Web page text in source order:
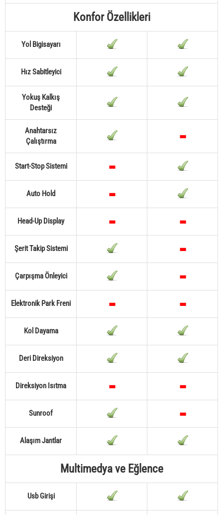
Konfor Özellikleri
Yol Bigisayarı
Hız Sabitleyici
Yokuş Kalkış
Desteği
Anahtarsız
Çalıştırma
Start-Stop Sistemi
Auto Hold
Head-Up Display
Şerit Takip Sistemi
Çarpışma Önleyici
Elektronik Park Freni
Kol Dayama
Deri Direksiyon
Direksiyon Isıtma
Sunroof
Alaşım Jantlar
Multimedya ve Eğlence
Usb Girişi